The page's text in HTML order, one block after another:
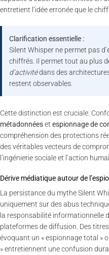
entretient l’idée erronée que le
Clarification essentielle :
Silent Whisper ne permet pas
chiffrés. Il permet tout au plus
d’activitédans des
restent observables.
Cette distinction est cruciale.
métadonnéeset espionnage de
compréhension des protections
des véritables vecteurs de
l’ingénierie sociale et l’action
Dérive médiatique autour de
La persistance du mythe Silent
uniquement sur des abus
la responsabilité informationnelle
plateformes de diffusion. Des
évoquant un « espionnage total »
» entretiennent une confusion